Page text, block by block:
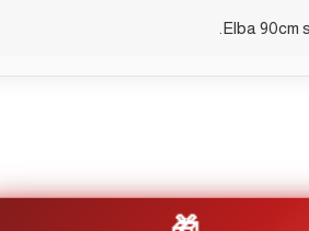
Elba 90cm